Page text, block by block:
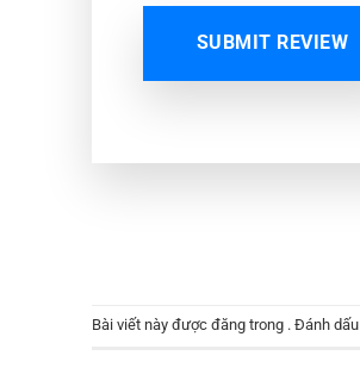
SUBMIT REVIEW
Bài viết này được đăng trong . Đánh dấu